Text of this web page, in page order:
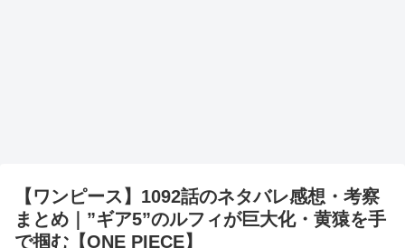
【ワンピース】1092話のネタバレ感想・考察
まとめ｜”ギア5”のルフィが巨大化・黄猿を手
で掴む【ONE PIECE】